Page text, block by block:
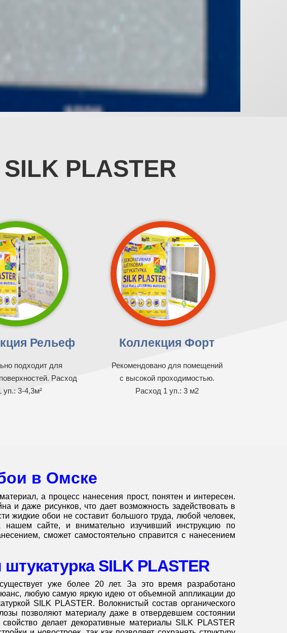
PLASTER
Рельеф
подходит для
Расход
уп.: 3-4,3м²
Коллекция Форт
Рекомендовано для помещений
с высокой проходимостью.
Расход 1 уп.: 3 м2
в Омске
а процесс нанесения прост, понятен и интересен.
и даже рисунков, что дает возможность задействовать в
жидкие обои не составит большого труда, любой человек,
сайте, и внимательно изучивший инструкцию по
сможет самостоятельно справится с нанесением
SILK PLASTER
уже более 20 лет. За это время разработано
любую самую яркую идею от объемной аппликации до
SILK PLASTER. Волокнистый состав органического
позволяют материалу даже в отвердевшем состоянии
делает декоративные материалы SILK PLASTER